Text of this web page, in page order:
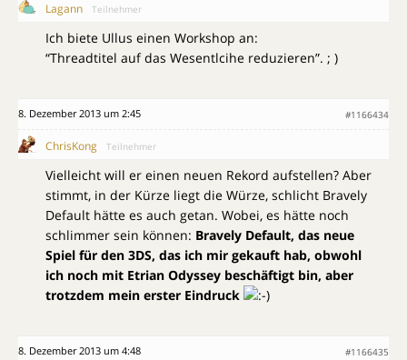
Lagann Teilnehmer
Ich biete Ullus einen Workshop an:
“Threadtitel auf das Wesentlcihe reduzieren”. ; )
8. Dezember 2013 um 2:45 #1166434
ChrisKong Teilnehmer
Vielleicht will er einen neuen Rekord aufstellen? Aber
stimmt, in der Kürze liegt die Würze, schlicht Bravely
Default hätte es auch getan. Wobei, es hätte noch
schlimmer sein können: Bravely Default, das neue
Spiel für den 3DS, das ich mir gekauft hab, obwohl
ich noch mit Etrian Odyssey beschäftigt bin, aber
trotzdem mein erster Eindruck
8. Dezember 2013 um 4:48 #1166435